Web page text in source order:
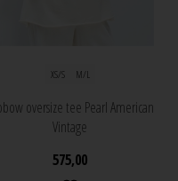
XS/S M/L
oversize tee Pearl American
Vintage
575,00